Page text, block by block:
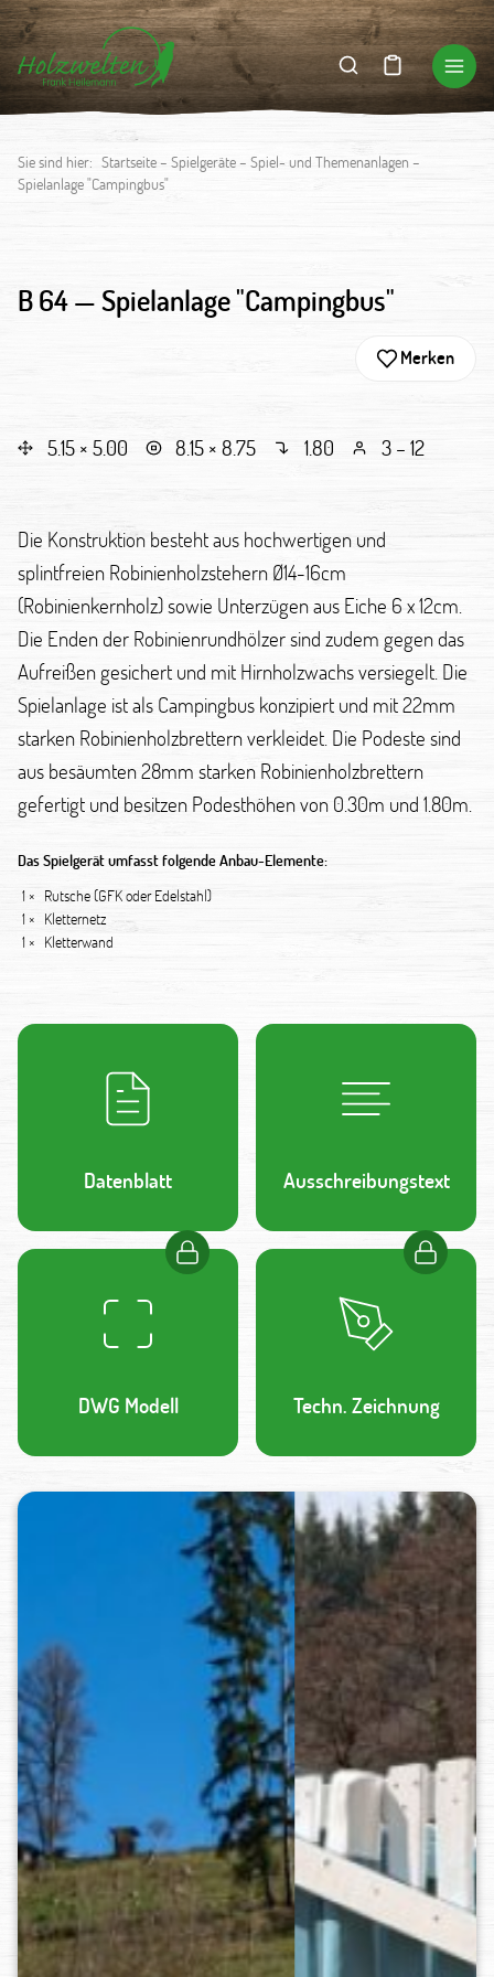
Sie sind hier: Startseite– Spielgeräte– Spiel- und Themenanlagen –
Spielanlage "Campingbus"
B 64 —Spielanlage "Campingbus"
Merken
5.15 × 5.00 8.15 × 8.75 1.80 3 – 12
Die Konstruktion besteht aus hochwertigen und
splintfreien Robinienholzstehern Ø14-16cm
(Robinienkernholz) sowie Unterzügen aus Eiche 6 x 12cm.
Die Enden der Robinienrundhölzer sind zudem gegen das
Aufreißen gesichert und mit Hirnholzwachs versiegelt. Die
Spielanlage ist als Campingbus konzipiert und mit 22mm
starken Robinienholzbrettern verkleidet. Die Podeste sind
aus besäumten 28mm starken Robinienholzbrettern
gefertigt und besitzen Podesthöhen von 0.30m und 1.80m.
Das Spielgerät umfasst folgende Anbau-Elemente:
1 × Rutsche (GFK oder Edelstahl)
1 × Kletternetz
1 × Kletterwand
Datenblatt Ausschreibungstext
DWG Modell Techn. Zeichnung